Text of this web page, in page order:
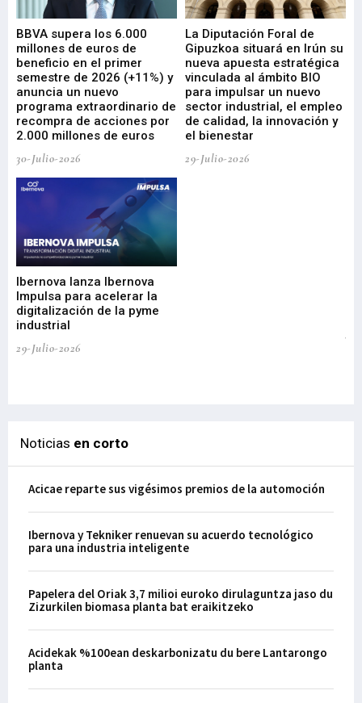
BBVA supera los 6.000
millones de euros de
beneficio en el primer
semestre de 2026 (+11%) y
anuncia un nuevo
programa extraordinario de
recompra de acciones por
2.000 millones de euros
30-Julio-2026
La Diputación Foral de
Gipuzkoa situará en Irún su
nueva apuesta estratégica
vinculada al ámbito BIO
para impulsar un nuevo
sector industrial, el empleo
de calidad, la innovación y
el bienestar
29-Julio-2026
Ibernova lanza Ibernova
Impulsa para acelerar la
digitalización de la pyme
industrial
29-Julio-2026
Noticias en corto
Acicae reparte sus vigésimos premios de la automoción
Ibernova y Tekniker renuevan su acuerdo tecnológico
para una industria inteligente
Papelera del Oriak 3,7 milioi euroko dirulaguntza jaso du
Zizurkilen biomasa planta bat eraikitzeko
Acidekak %100ean deskarbonizatu du bere Lantarongo
planta